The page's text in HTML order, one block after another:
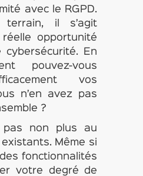
avec le RGPD.
il s’agit
réelle opportunité
cybersécurité. En
pouvez-vous
vos
n’en avez pas
?
pas non plus au
Même si
fonctionnalités
votre degré de